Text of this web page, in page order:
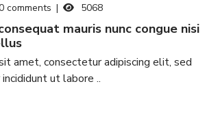
comments 5068
amet, consectetur adipiscing elit, sed
ut labore ..